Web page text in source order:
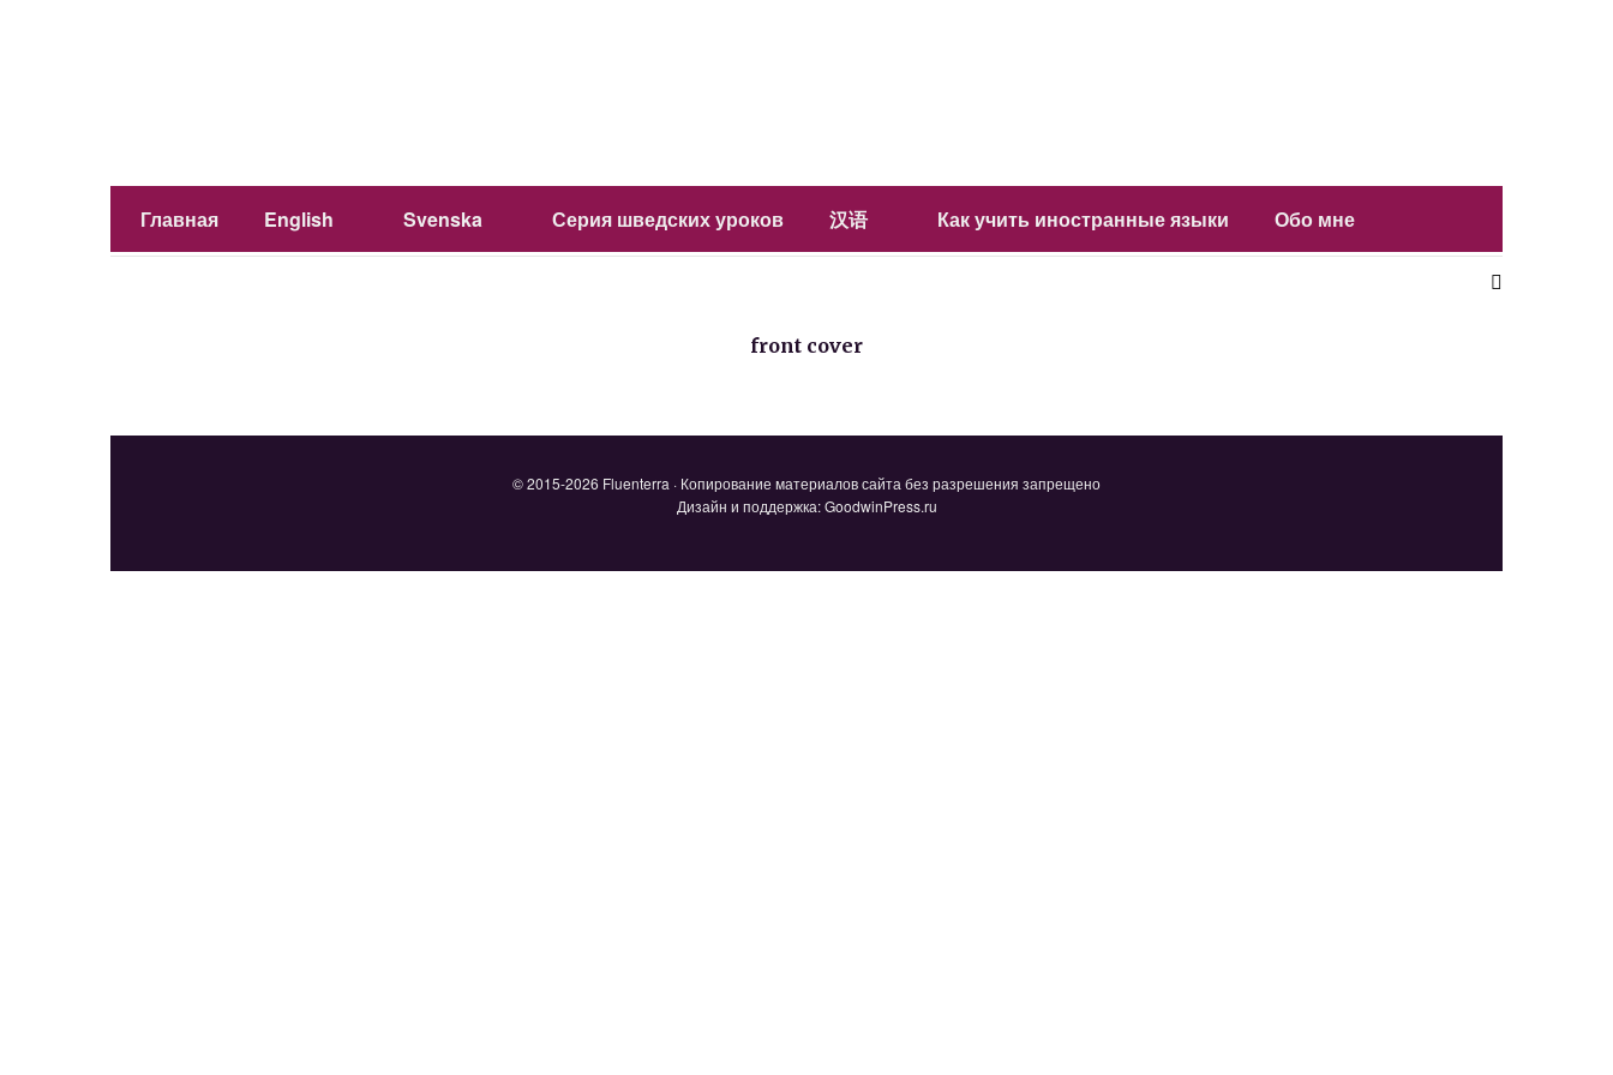
Главная English Svenska Серия шведских уроков 汉语 Как учить иностранные языки Обо мне
front cover
© 2015-2026 Fluenterra · Копирование материалов сайта без разрешения запрещено
Дизайн и поддержка: GoodwinPress.ru